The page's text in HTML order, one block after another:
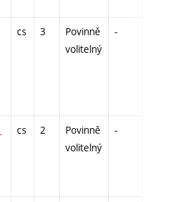
cs 3
Povinně
volitelný
-
cs 2
Povinně
volitelný
-